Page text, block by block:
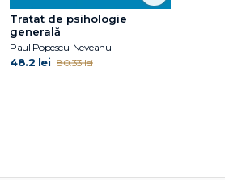
Tratat de psihologie
generală
Paul Popescu-Neveanu
48.2 lei 80.33 lei